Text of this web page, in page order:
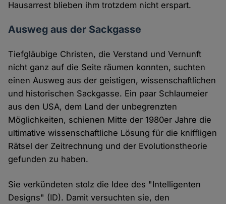
Hausarrest blieben ihm trotzdem nicht erspart.
Ausweg aus der Sackgasse
Tiefgläubige Christen, die Verstand und Vernunft
nicht ganz auf die Seite räumen konnten, suchten
einen Ausweg aus der geistigen, wissenschaftlichen
und historischen Sackgasse. Ein paar Schlaumeier
aus den USA, dem Land der unbegrenzten
Möglichkeiten, schienen Mitte der 1980er Jahre die
ultimative wissenschaftliche Lösung für die kniffligen
Rätsel der Zeitrechnung und der Evolutionstheorie
gefunden zu haben.
Sie verkündeten stolz die Idee des "Intelligenten
Designs" (ID). Damit versuchten sie, den